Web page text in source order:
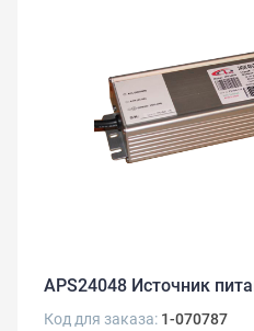
APS24048 Источник
Код для заказа: 1-070787